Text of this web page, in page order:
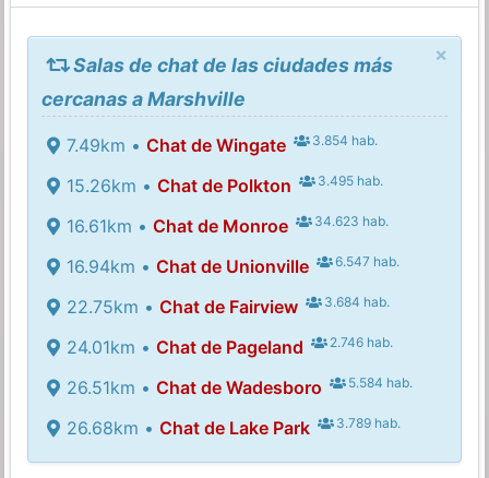
×
Salas de chat de las ciudades más
cercanas a Marshville
7.49km • Chat de Wingate 3.854 hab.
15.26km • Chat de Polkton 3.495 hab.
16.61km • Chat de Monroe 34.623 hab.
16.94km • Chat de Unionville 6.547 hab.
22.75km • Chat de Fairview 3.684 hab.
24.01km • Chat de Pageland 2.746 hab.
26.51km • Chat de Wadesboro 5.584 hab.
26.68km • Chat de Lake Park 3.789 hab.